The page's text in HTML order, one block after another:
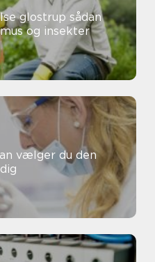
sådan
og insekter